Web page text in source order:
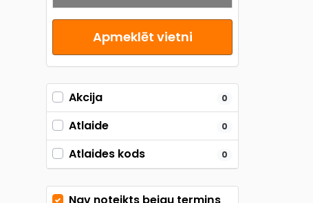
Apmeklēt vietni
Akcija 0
Atlaide 0
Atlaides kods 0
Nav noteikts beigu termiņs